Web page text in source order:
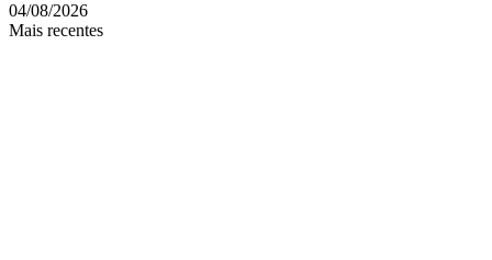
04/08/2026
Mais recentes